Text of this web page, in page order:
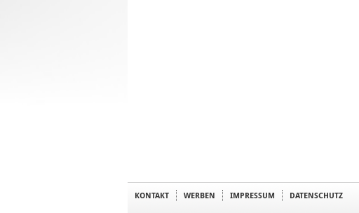
KONTAKT WERBEN IMPRESSUM DATENSCHUTZ